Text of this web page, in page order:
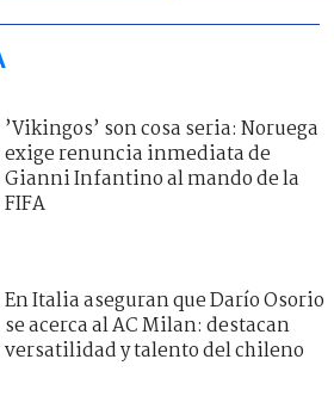
’Vikingos’ son cosa seria: Noruega
exige renuncia inmediata de
Gianni Infantino al mando de la
FIFA
En Italia aseguran que Darío Osorio
se acerca al AC Milan: destacan
versatilidad y talento del chileno